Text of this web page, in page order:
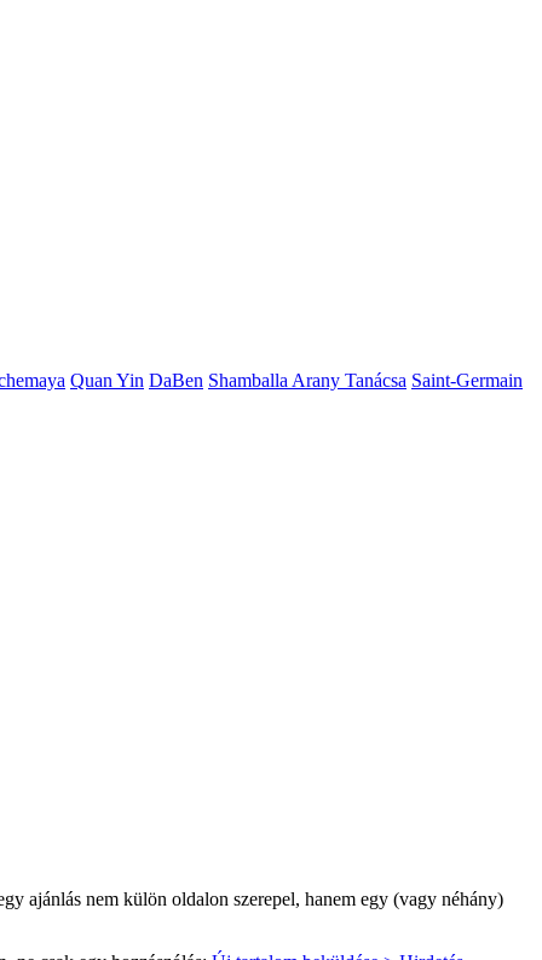
Quan Yin DaBen Shamballa Arany Tanácsa Saint-Germain
ajánlás nem külön oldalon szerepel, hanem egy (vagy néhány)